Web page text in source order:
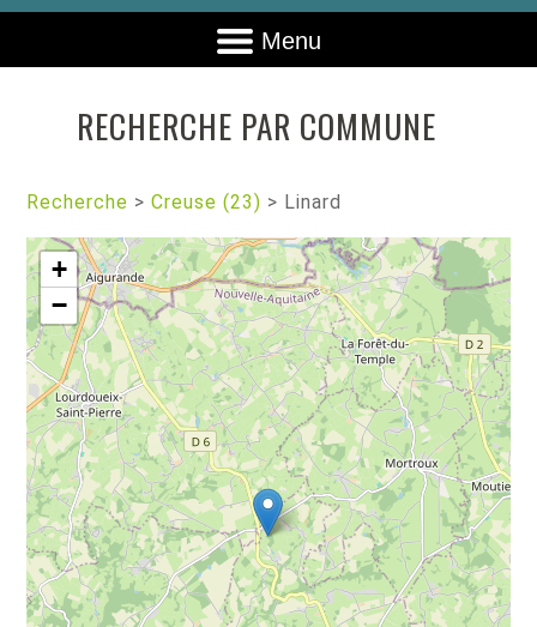
Menu
RECHERCHE PAR COMMUNE
Recherche >Creuse (23) > Linard
+
−